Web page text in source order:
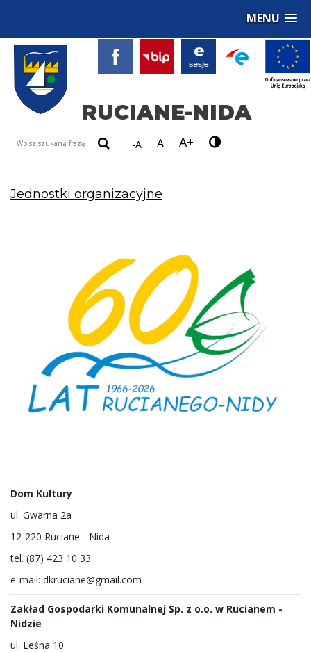
MENU
RUCIANE-NIDA
Wyszukiwarka treści na stronie
-A A A+
Jednostki organizacyjne
Dom Kultury
ul. Gwarna 2a
12-220 Ruciane - Nida
tel. (87) 423 10 33
e-mail: dkruciane@gmail.com
Zakład Gospodarki Komunalnej Sp. z o.o. w Rucianem -
Nidzie
ul. Leśna 10